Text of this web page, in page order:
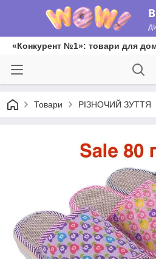
«Конкурент №1»: товари для
Товари РІЗНОЧИЙ ЗУТТЯ